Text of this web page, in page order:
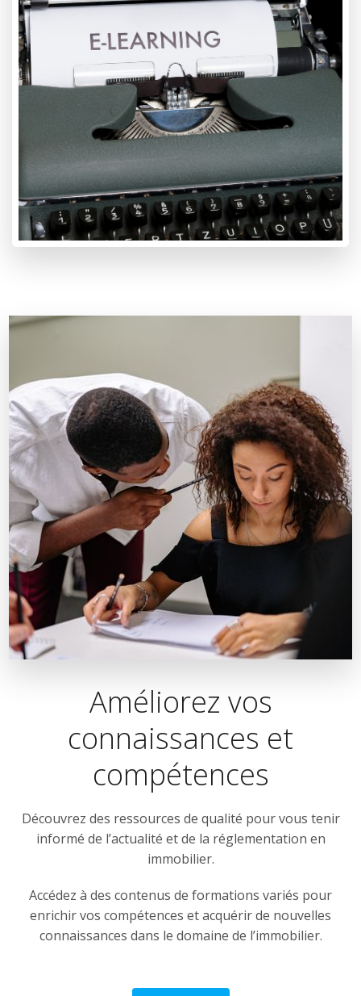
Améliorez vos
connaissances et
compétences
Découvrez des ressources de qualité pour vous tenir
informé de l’actualité et de la réglementation en
immobilier.
Accédez à des contenus de formations variés pour
enrichir vos compétences et acquérir de nouvelles
connaissances dans le domaine de l’immobilier.